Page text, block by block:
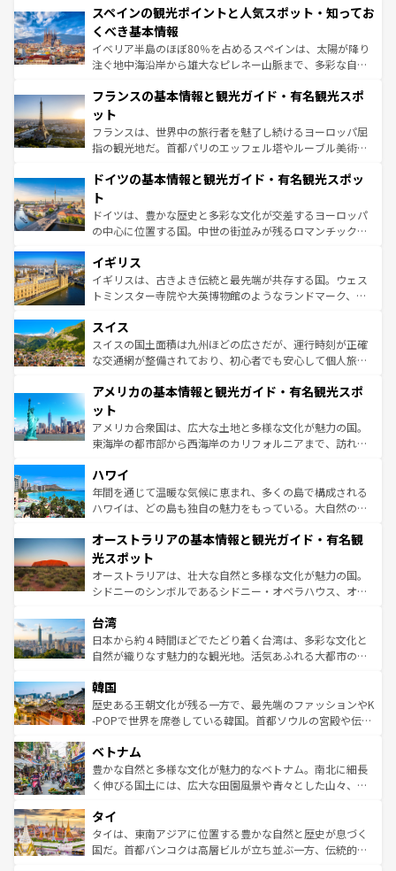
ろん、トスカーナの美しい田園風景やアマルフィ海岸の絶
景など、自然景観も見逃せない。観光の合間には、本場の
ピザやパスタなど、絶品のイタリア料理を堪能することも
できる。朝目覚めてから夜眠るまで、すべての瞬間を楽し
なお、新着のイタリア情報はコンテンツ一覧を参照してほ
しい。
スペインの観光ポイントと人気スポット・知ってお
くべき基本情報
イベリア半島のほぼ80％を占めるスペインは、太陽が降り
注ぐ地中海沿岸から雄大なピレネー山脈まで、多彩な自然
文化が根付くこの国では、情熱的なフラメンコ、熱気あふ
れる闘牛、そして美味しいタパスが生活の一部となってい
る。首都マドリードの洗練された雰囲気や、バルセロナの
アートに溢れた街角から、地方では古代ローマ遺跡や中世
せる。地方によって風土や気候が異なるスペインはその個
ンテンツ一覧 を参照してほしい。
フランスの基本情報と観光ガイド・有名観光スポ
ット
フランスは、世界中の旅行者を魅了し続けるヨーロッパ屈
指の観光地だ。首都パリのエッフェル塔やルーブル美術館
で、幅広い魅力が詰まっている。華麗な宮殿、歴史的な大
聖堂、美しいビーチ、そして豊かな自然が、訪れる者を心
から魅了する。また、フランスは美食の国としても知ら
れ、フランス料理はユネスコ無形文化遺産にも登録されて
香り高いラベンダー畑など、多彩な楽しみ方が可能だ。さ
らに、パリ以外の地域にも魅力が溢れており、どの街角に
も豊かな歴史と文化が息づいている。パリ以外の個性あふ
を参照してほしい。
ドイツの基本情報と観光ガイド・有名観光スポッ
ト
ドイツは、豊かな歴史と多彩な文化が交差するヨーロッパ
の中心に位置する国。中世の街並みが残るロマンチック街
顔を持つこの国は、どこを歩いても飽きることがない。ベ
ルリンの文化的活気、バイエルン州のアルプスの絶景、そ
してライン川沿いのワイン畑といった風景は必見。ビール
は、お酒好きな人にはぜひ体験してほしい。 なお、新着の
ドイツ情報はコンテンツ一覧を参照してほしい。
イギリス
イギリスは、古きよき伝統と最先端が共存する国。ウェス
トミンスター寺院や大英博物館のようなランドマーク、歴
リアごとに異なる魅力がある。また、優雅なアフタヌーン
ティー、ビール好きにはたまらない英国パブ、サッカー観
戦など、本場だからこそできる体験も豊富。イギリスを旅
ンツ一覧を参照してほしい。
スイス
スイスの国土面積は九州ほどの広さだが、運行時刻が正確
な交通網が整備されており、初心者でも安心して個人旅行
の建物がそのまま残る町や、スイスならではのユニークな
博物館もあり、アルプス観光だけでなく町歩きも満喫する
ことができる。国民の所得が高いため物価も高いが、旅行
者向けの交通パス提供のサービスもあり、うまく活用すれ
着のスイス情報は
アメリカの基本情報と観光ガイド・有名観光スポ
ット
アメリカ合衆国は、広大な土地と多様な文化が魅力の国。
東海岸の都市部から西海岸のカリフォルニアまで、訪れる
のような巨大都市は、観光、ショッピング、エンターテイ
ンメントが詰まった刺激的なスポットだ。一方、アメリカ
西部には大自然が広がり、グランドキャニオンやイエロー
部のニューオーリンズでは、音楽と美食が融合した独特の
文化が魅力。旅行者はアメリカの各地域で異なる魅力を楽
しみながら、その多様性と豊かな歴史を感じることができ
るだろう。車でのロードトリップや列車の旅も、アメリカ
情報は
ハワイ
年間を通じて温暖な気候に恵まれ、多くの島で構成される
ハワイは、どの島も独自の魅力をもっている。大自然の神
ワイ島は見逃せない。また、定番の観光地といえばオアフ
島だが、静かな自然を求めるならマウイ島やカウアイ島が
おすすめ。エメラルドグリーンに輝く海をはじめ、豊かな
文化や歴史が息づいている。「アロハスピリット」と呼ば
人々、おいしいローカルフードやハワイアンミュージッ
ク、伝統的なフラダンスなど、すべてがハワイの魅力を彩
っている。訪れるたびに新しい発見と感動が待っているハ
はコンテンツ一覧
オーストラリアの基本情報と観光ガイド・有名観
光スポット
オーストラリアは、壮大な自然と多様な文化が魅力の国。
シドニーのシンボルであるシドニー・オペラハウス、オー
リアリーフや大陸中央部にそびえるウルル（エアーズロッ
ク）、タスマニアの美しい原生林やケアンズの熱帯雨林な
ど、見どころがたくさん。また、カフェやワイン、オージ
いる。アクティビティも充実しており、サーフィンやダイ
ビング、ハイキングなど、アウトドア好きにはたまらな
い。オーストラリアの多彩な魅力を存分に味わいつくそ
参照してほしい。
台湾
日本から約４時間ほどでたどり着く台湾は、多彩な文化と
自然が織りなす魅力的な観光地。活気あふれる大都市の台
ン）、静ひつな山岳地帯である台湾東部など、都市の喧騒
と山間の静けさが共存しており、訪れる人に新しい発見と
驚きをもたらしてくれる。また、奥深い台湾の食文化も魅
容にもいいと評判のスイーツなど、バラエティ豊かな料理
が味わえる。 なお、新着の台湾情報は コンテンツ一覧を参
照してほしい。
韓国
歴史ある王朝文化が残る一方で、最先端のファッションやK
-POPで世界を席巻している韓国。首都ソウルの宮殿や伝統
き、地方に足を延ばせば四季折々の自然美を楽しむことが
できる。そして、キムチや焼肉、絶品のストリートフード
まで、さまざまな韓国料理が待っている。夜には、韓国な
リティに包まれながら、韓国の多彩な魅力を心ゆくまで味
わってみてほしい。 なお、新着の韓国情報はコンテンツ一
覧を参照してほしい。
ベトナム
豊かな自然と多様な文化が魅力的なベトナム。南北に細長
く伸びる国土には、広大な田園風景や青々とした山々、世
急速な発展と共に伝統が息づく。ハノイの古い町並みやホ
ーチミン市のフランス統治時代の建物も、独特の雰囲気を
醸し出している。また、バラエティの豊かさとおいしさで
タイ
タイは、東南アジアに位置する豊かな自然と歴史が息づく
国だ。首都バンコクは高層ビルが立ち並ぶ一方、伝統的な